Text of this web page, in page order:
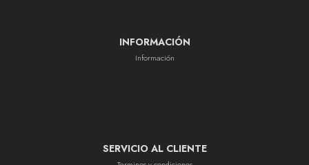
INFORMACIÓN
Información
SERVICIO AL CLIENTE